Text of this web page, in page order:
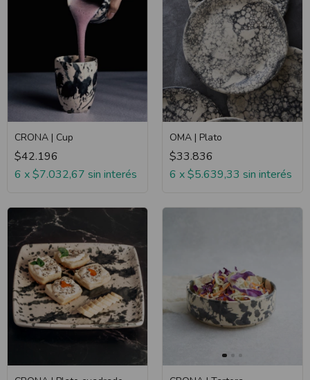
CRONA | Cup
$42.196
6 x$7.032,67 sin interés
OMA | Plato
$33.836
6 x$5.639,33 sin interés